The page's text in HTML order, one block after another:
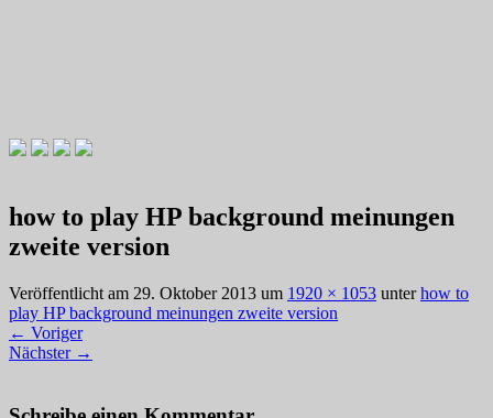
Willkommen zu Christians How
To Plays
how to play HP background meinungen
zweite version
Veröffentlicht am 29. Oktober 2013 um 1920 × 1053 unterhow to
play HP background meinungen zweite version
← Voriger
Nächster →